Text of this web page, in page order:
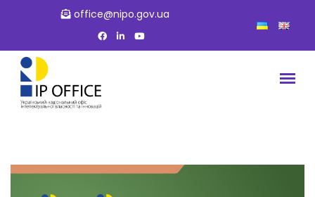
office@nipo.gov.ua